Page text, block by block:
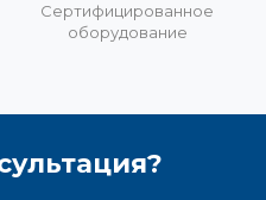
Сертифицированное
оборудование